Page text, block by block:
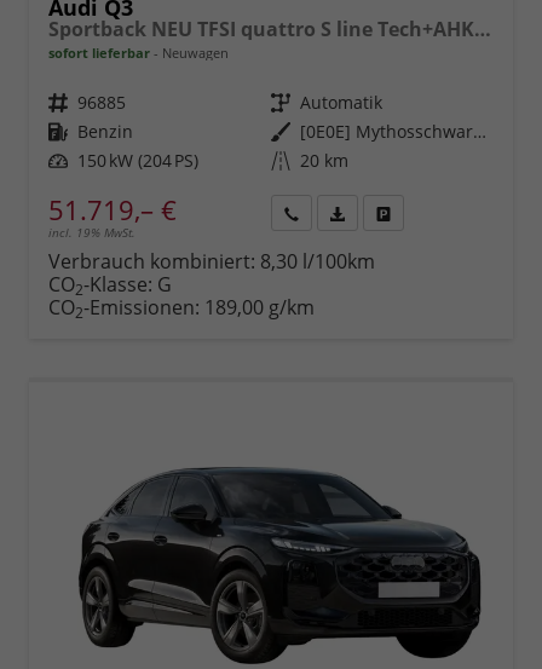
Audi Q3
Sportback NEU TFSI quattro S line Tech+AHK+Alu19+LEDplus+KlimaPlus+ExtSchwarz
sofort lieferbar Neuwagen
Fahrzeugnr. 96885 Getriebe Automatik
Kraftstoff Benzin Außenfarbe
[0E0E] Mythosschwarz Metallic
Leistung 150 kW (204 PS) Kilometerstand 20 km
51.719,– €
incl. 19% MwSt.
anfordern
Datei,
Verbrauch kombiniert: 8,30 l/100km
CO2-Klasse: G
CO2-Emissionen: 189,00 g/km